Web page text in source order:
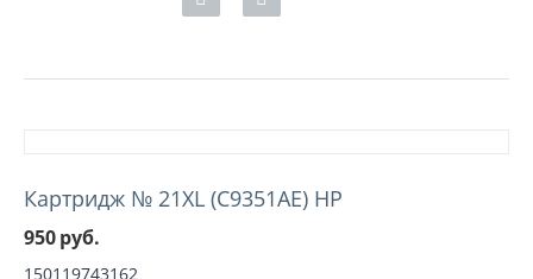
Картридж № 21XL (C9351AE) HP
950руб.
150119743162